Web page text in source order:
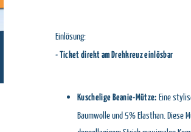
Einlösung:
- Ticket direkt am Drehkreuz einlösbar
Kuschelige Beanie-Mütze: Eine
Baumwolle und 5% Elasthan. Diese